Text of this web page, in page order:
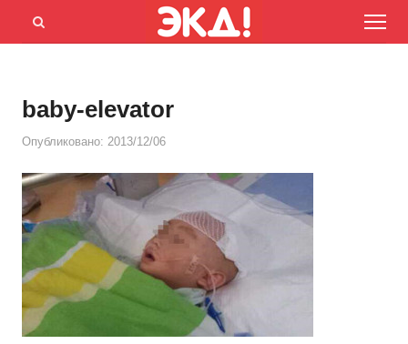
Menu
Открыть
baby-elevator
Опубликовано: 2013/12/06